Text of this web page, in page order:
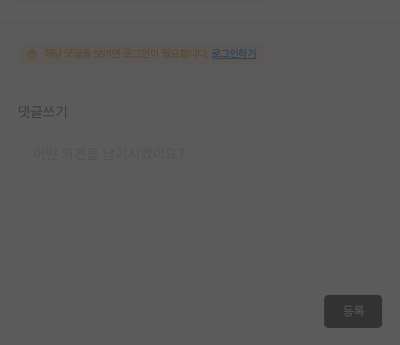
해당 댓글을 보려면 로그인이 필요합니다. 로그인하기
댓글쓰기
등록